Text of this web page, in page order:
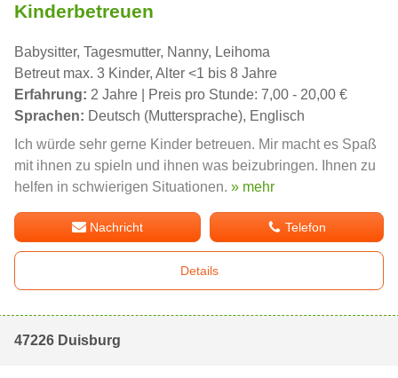
Kinderbetreuen
Babysitter, Tagesmutter, Nanny, Leihoma
Betreut max. 3 Kinder, Alter <1 bis 8 Jahre
Erfahrung: 2 Jahre | Preis pro Stunde: 7,00 - 20,00 €
Sprachen: Deutsch (Muttersprache), Englisch
Ich würde sehr gerne Kinder betreuen. Mir macht es Spaß
mit ihnen zu spieln und ihnen was beizubringen. Ihnen zu
helfen in schwierigen Situationen. » mehr
Nachricht Telefon
Details
47226 Duisburg